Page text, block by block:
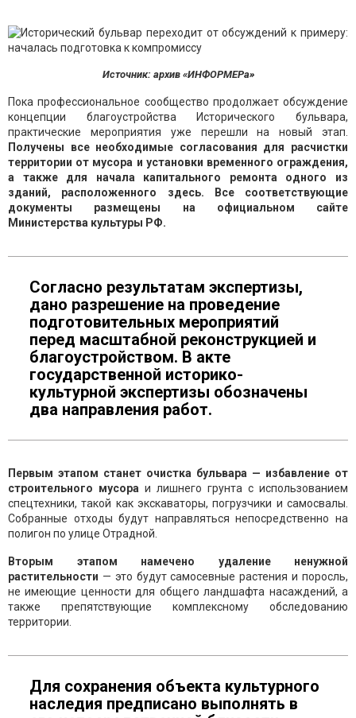
Источник: архив «ИНФОРМЕРа»
Пока профессиональное сообщество продолжает обсуждение
концепции благоустройства Исторического бульвара,
практические мероприятия уже перешли на новый этап.
Получены все необходимые согласования для расчистки
территории от мусора и установки временного ограждения,
а также для начала капитального ремонта одного из
зданий, расположенного здесь. Все соответствующие
документы размещены на официальном сайте
Министерства культуры РФ.
Согласно результатам экспертизы,
дано разрешение на проведение
подготовительных мероприятий
перед масштабной реконструкцией и
благоустройством. В акте
государственной историко-
культурной экспертизы обозначены
два направления работ.
Первым этапом станет очистка бульвара — избавление от
строительного мусора и лишнего грунта с использованием
спецтехники, такой как экскаваторы, погрузчики и самосвалы.
Собранные отходы будут направляться непосредственно на
полигон по улице Отрадной.
Вторым этапом намечено удаление ненужной
растительности — это будут самосевные растения и поросль,
не имеющие ценности для общего ландшафта насаждений, а
также препятствующие комплексному обследованию
территории.
Для сохранения объекта культурного
наследия предписано выполнять в